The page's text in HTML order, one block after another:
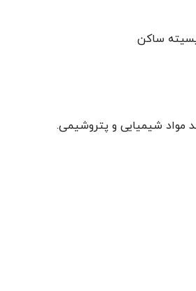
ساکن
مواد شیمیایی و پتروشیمی.